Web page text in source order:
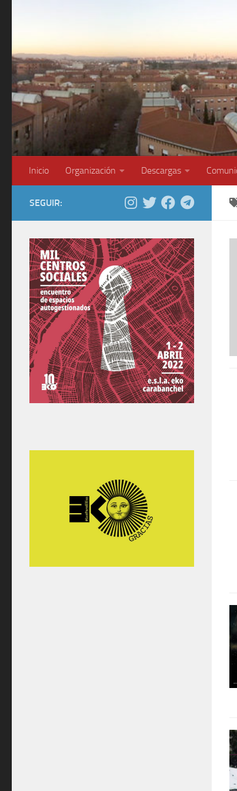
Inicio Organización Descargas
SEGUIR: